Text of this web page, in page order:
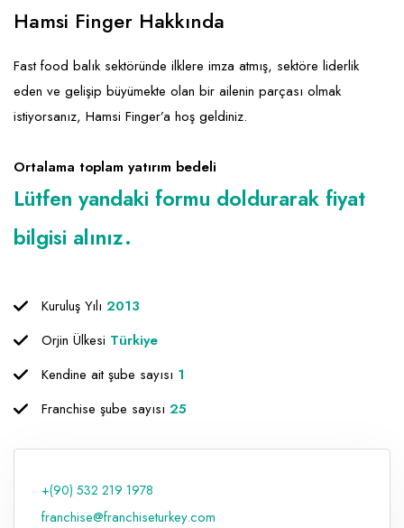
Ev Hizmetleri
Sağlık Güzellik
Turizm - Eğlence
Market FMGC - Katlı Mağaza
Mobilya ve Ev Tekstili
Oyuncak ve Hediyelik
Yapı Malzemesi - Hırdavat
Gayrimenkul
Gıda ve Sarf Malzemeleri
Güvenlik - Temizlik
Hukuk - Marka - Patent ve Tercüme
Isıtma - Soğutma ve Havalandırma
Lojistik - Kargo ve Kurye
Mobilya Dekorasyon
Proje - İnşaat ve Tesisat
Seyahat - Rent A Car
Hamsi Finger Hakkında
Fast food balık sektöründe ilklere imza atmış, sektöre liderlik
eden ve gelişip büyümekte olan bir ailenin parçası olmak
istiyorsanız, Hamsi Finger’a hoş geldiniz.
Ortalama toplam yatırım bedeli
Lütfen yandaki formu doldurarak fiyat
bilgisi alınız.
Kuruluş Yılı 2013
Orjin Ülkesi Türkiye
Kendine ait şube sayısı 1
Franchise şube sayısı 25
+(90) 532 219 1978
franchise@franchiseturkey.com